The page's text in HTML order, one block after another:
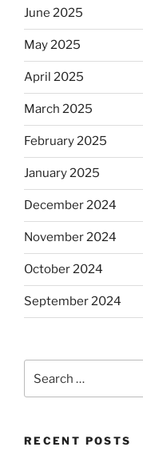
June 2025
May 2025
April 2025
March 2025
February 2025
January 2025
December 2024
November 2024
October 2024
September 2024
for:
RECENT POSTS